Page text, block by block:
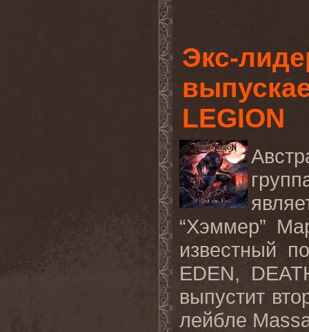
Экс-
LEGION
“Хэммер”
известный
EDEN,
выпустит
лейбле